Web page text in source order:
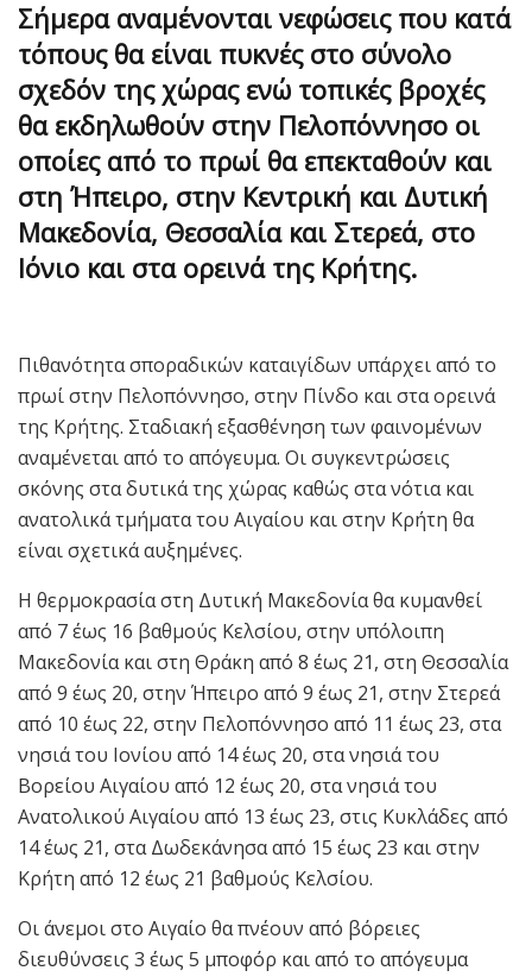
Σήμερα αναμένονται νεφώσεις που κατά
τόπους θα είναι πυκνές στο σύνολο
σχεδόν της χώρας ενώ τοπικές βροχές
θα εκδηλωθούν στην Πελοπόννησο οι
οποίες από το πρωί θα επεκταθούν και
στη Ήπειρο, στην Κεντρική και Δυτική
Μακεδονία, Θεσσαλία και Στερεά, στο
Ιόνιο και στα ορεινά της Κρήτης.
Πιθανότητα σποραδικών καταιγίδων υπάρχει από το
πρωί στην Πελοπόννησο, στην Πίνδο και στα ορεινά
της Κρήτης. Σταδιακή εξασθένηση των φαινομένων
αναμένεται από το απόγευμα. Οι συγκεντρώσεις
σκόνης στα δυτικά της χώρας καθώς στα νότια και
ανατολικά τμήματα του Αιγαίου και στην Κρήτη θα
είναι σχετικά αυξημένες.
Η θερμοκρασία στη Δυτική Μακεδονία θα κυμανθεί
από 7 έως 16 βαθμούς Κελσίου, στην υπόλοιπη
Μακεδονία και στη Θράκη από 8 έως 21, στη Θεσσαλία
από 9 έως 20, στην Ήπειρο από 9 έως 21, στην Στερεά
από 10 έως 22, στην Πελοπόννησο από 11 έως 23, στα
νησιά του Ιονίου από 14 έως 20, στα νησιά του
Βορείου Αιγαίου από 12 έως 20, στα νησιά του
Ανατολικού Αιγαίου από 13 έως 23, στις Κυκλάδες από
14 έως 21, στα Δωδεκάνησα από 15 έως 23 και στην
Κρήτη από 12 έως 21 βαθμούς Κελσίου.
Οι άνεμοι στο Αιγαίο θα πνέουν από βόρειες
διευθύνσεις 3 έως 5 μποφόρ και από το απόγευμα